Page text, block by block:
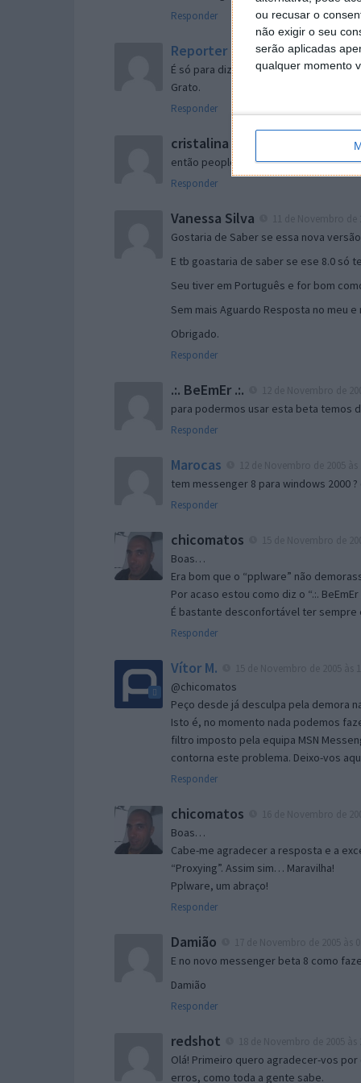
ou recusar o
não exigir o seu
serão aplicadas
qualquer momento
Responder
Reporter 7 de Novembro de 2005 às
É só para dizer que ainda não me
Grato.
Responder
cristalina 11 de Novembro de 2005
então people
Responder
Vanessa Silva
Gostaria de Saber se essa nova
E tb goastaria de saber se ese 8.0 só
Seu tiver em Português e for bom
Sem mais Aguardo Resposta no meu e
Obrigado.
Responder
.:. BeEmEr .:.
para podermos usar esta beta temos
Responder
Marocas
tem messenger 8 para windows 2000
Responder
chicomatos
Boas…
Era bom que o “pplware” não
Por acaso estou como diz o “.:.
É bastante desconfortável ter sempre
Responder
Vítor M.
@chicomatos
Peço desde já desculpa pela demora
Isto é, no momento nada podemos
filtro imposto pela equipa MSN
contorna este problema. Deixo-vos
Responder
chicomatos
Boas…
Cabe-me agradecer a resposta e a
“Proxying”. Assim sim… Maravilha!
Pplware, um abraço!
Responder
Damião
E no novo messenger beta 8 como
Damião
Responder
redshot
Olá! Primeiro quero agradecer-vos
erros, como toda a gente sabe.